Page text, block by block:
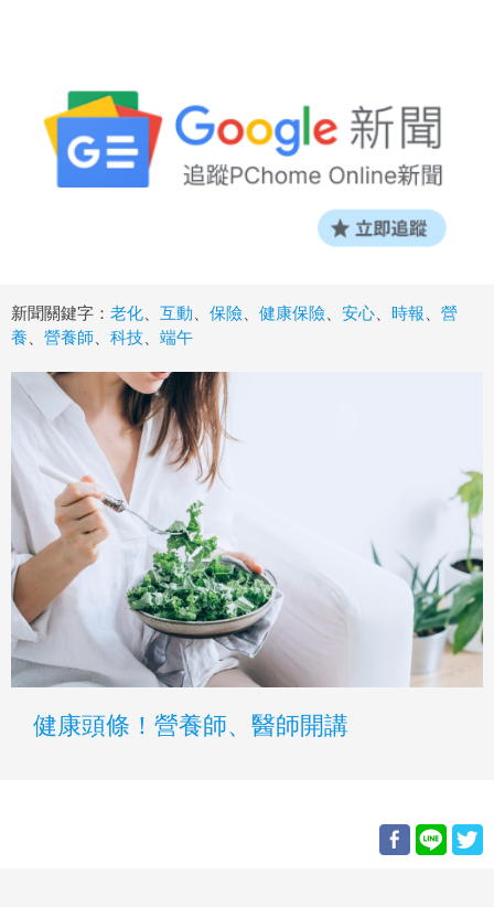
新聞關鍵字： 老化、 互動、 保險、 健康保險、 安心、 時報、 營
養、 營養師、 科技、 端午
健康頭條！營養師、醫師開講